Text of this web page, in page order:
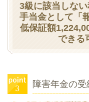
3級に該当しな
手当金として「
低保証額
できる
障害年金の